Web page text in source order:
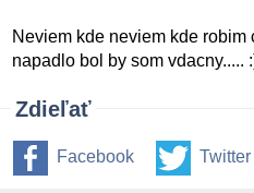
Neviem kde neviem kde robim
napadlo bol by som vdacny.....
Zdieľať
Facebook Twitter